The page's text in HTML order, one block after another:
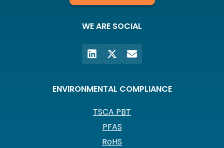
WE ARE SOCIAL
ENVIRONMENTAL COMPLIANCE
TSCA PBT
PFAS
RoHS